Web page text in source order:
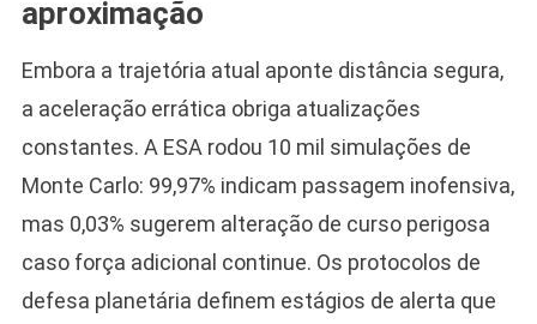
aproximação
Embora a trajetória atual aponte distância segura,
a aceleração errática obriga atualizações
constantes. A ESA rodou 10 mil simulações de
Monte Carlo: 99,97% indicam passagem inofensiva,
mas 0,03% sugerem alteração de curso perigosa
caso força adicional continue. Os protocolos de
defesa planetária definem estágios de alerta que